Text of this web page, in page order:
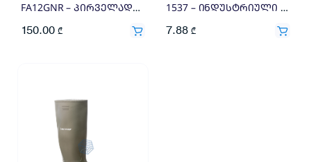
FA12GNR – პირველადი დახმარების აფთიაქი 100 პერსონაზე
150.00 ₾
1537 – ინდუსტრიული ჩაფხუტი
7.88 ₾